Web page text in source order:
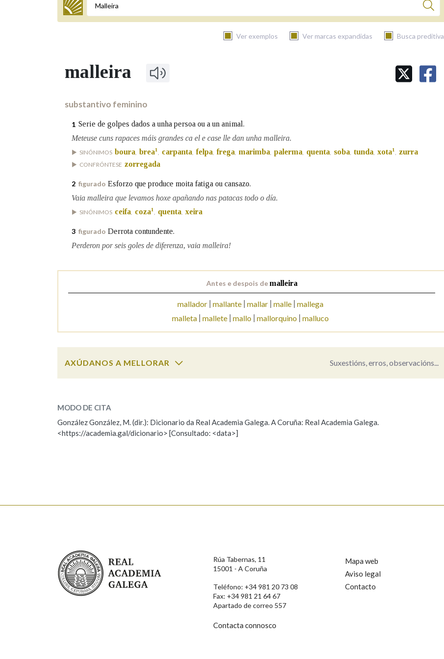
Termo a buscar
Ver exemplos Ver marcas expandidas Busca preditiva
BUSCAR NOS LEMAS
Remata por Nos exemplos
OUTRAS OPCIÓNS DE BUSCA
malleira
substantivo feminino
1 Serie de golpes dados a unha persoa ou a un animal.
Meteuse cuns rapaces máis grandes ca el e case lle dan unha malleira.
SINÓNIMOS boura, brea1, carpanta, felpa, frega, marimba, palerma, quenta, soba, tunda, xota1, zurra
CONFRÓNTESE zorregada
2 figurado Esforzo que produce moita fatiga ou cansazo.
Vaia malleira que levamos hoxe apañando nas patacas todo o día.
SINÓNIMOS ceifa, coza1, quenta, xeira
3 figurado Derrota contundente.
Perderon por seis goles de diferenza, vaia malleira!
Antes e despois demalleira
mallador mallante mallar malle mallega
malleta mallete mallo mallorquino malluco
AXÚDANOS A MELLORAR Suxestións, erros, observacións...
ESCOLLE UNHA OPCIÓN:
Observación Hai un erro na palabra Propoño mellorar a definición
Comentario
MODO DE CITA
González González, M. (dir.): Dicionario da Real Academia Galega. A Coruña: Real Academia Galega.
<https://academia.gal/dicionario> [Consultado: <data>]
Real Academia Galega
Rúa Tabernas, 11
15001 - A Coruña
Teléfono: +34 981 20 73 08
Fax: +34 981 21 64 67
Apartado de correo 557
Contacta connosco
Mapa web
Aviso legal
Contacto